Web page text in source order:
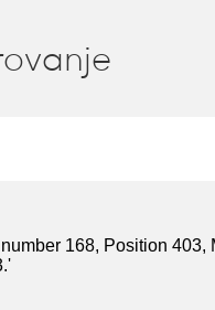
168, Position